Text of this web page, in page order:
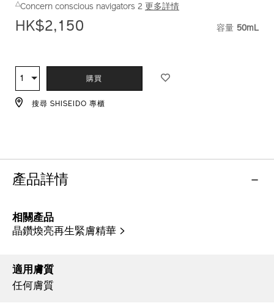
△Concern conscious navigators 2 更多詳情
HK$2,150 容量 50mL
TO
CART
OPTIONS
ACTIONS
數
量
1 購買
搜尋 SHISEIDO 專櫃
產品詳情
相關產品
晶鑽煥亮再生緊膚精華 >
適用膚質
任何膚質